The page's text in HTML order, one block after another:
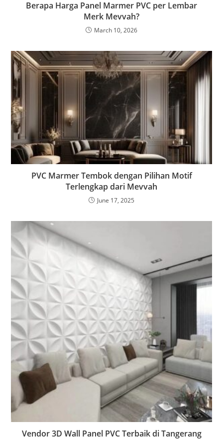
Berapa Harga Panel Marmer PVC per Lembar
Merk Mevvah?
March 10, 2026
PVC Marmer Tembok dengan Pilihan Motif
Terlengkap dari Mevvah
June 17, 2025
Vendor 3D Wall Panel PVC Terbaik di Tangerang